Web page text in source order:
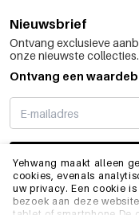
Yehwang maakt alleen
cookies, evenals
uw privacy. Een cookie
bezoek aan deze
Nieuwsbrief
Ontvang exclusieve
onze nieuwste collecties.
Ontvang een
INFO